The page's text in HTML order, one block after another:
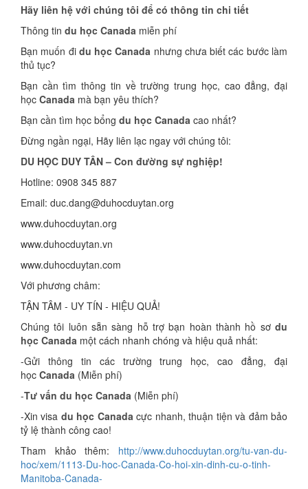
Hãy liên hệ với chúng tôi để có thông tin chi tiết
Thông tin du học Canada miễn phí
Bạn muốn đi du học Canada nhưng chưa biết các bước làm
thủ tục?
Bạn cần tìm thông tin về trường trung học, cao đẳng, đại
học Canada mà bạn yêu thích?
Bạn cần tìm học bổng du học Canada cao nhất?
Đừng ngần ngại, Hãy liên lạc ngay với chúng tôi:
DU HỌC DUY TÂN – Con đường sự nghiệp!
Hotline: 0908 345 887
Email: duc.dang@duhocduytan.org
www.duhocduytan.org
www.duhocduytan.vn
www.duhocduytan.com
Với phương châm:
TẬN TÂM - UY TÍN - HIỆU QUẢ!
Chúng tôi luôn sẵn sàng hỗ trợ bạn hoàn thành hồ sơ du
học Canada một cách nhanh chóng và hiệu quả nhất:
-Gửi thông tin các trường trung học, cao đẳng, đại
học Canada (Miễn phí)
-Tư vấn du học Canada (Miễn phí)
-Xin visa du học Canadacực nhanh, thuận tiện và đảm bảo
tỷ lệ thành công cao!
Tham khảo thêm: http://www.duhocduytan.org/tu-van-du-
hoc/xem/1113-Du-hoc-Canada-Co-hoi-xin-dinh-cu-o-tinh-
Manitoba-Canada-